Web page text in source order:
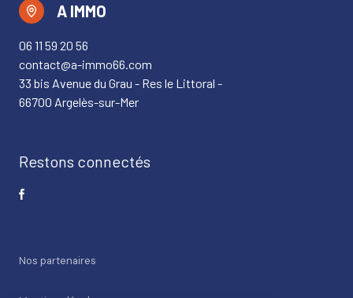
A IMMO
06 11 59 20 56
contact@a-immo66.com
33 bis Avenue du Grau - Res le Littoral -
66700 Argelès-sur-Mer
Restons connectés
Nos partenaires